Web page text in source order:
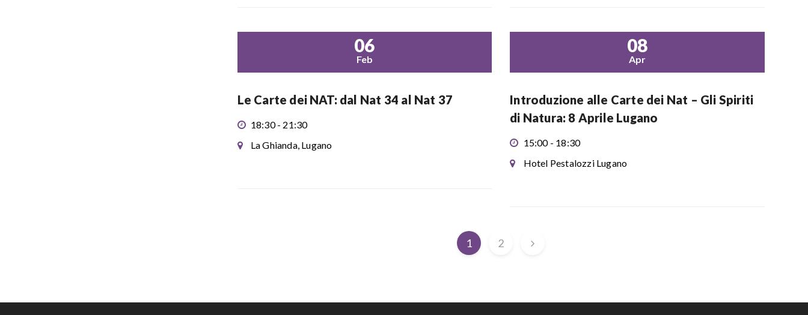
06
Feb
Le Carte dei NAT: dal Nat 34 al Nat 37
18:30 - 21:30
La Ghianda, Lugano
08
Apr
Introduzione alle Carte dei Nat – Gli Spiriti
di Natura: 8 Aprile Lugano
15:00 - 18:30
Hotel Pestalozzi Lugano
1 2